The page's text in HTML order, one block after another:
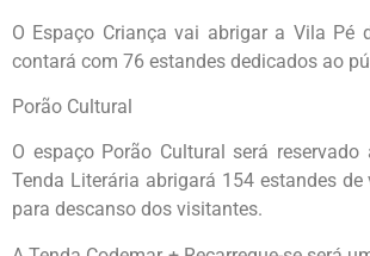
O Espaço Criança vai abrigar a Vila
contará com 76 estandes dedicados ao
Porão Cultural
O espaço Porão Cultural será
Tenda Literária abrigará 154 estandes
para descanso dos visitantes.